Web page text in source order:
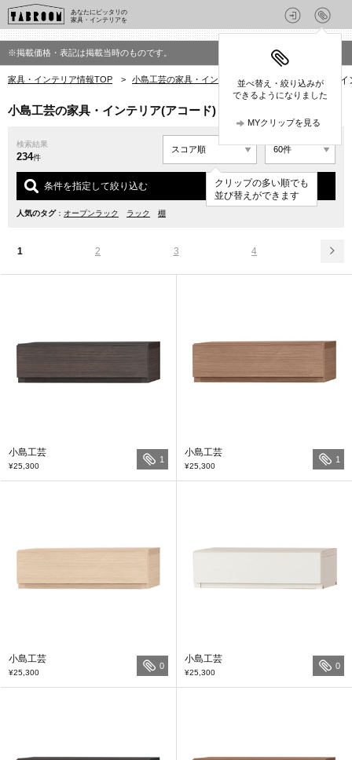
あなたにピッタリの
家具・インテリアを
並べ替え・絞り込みが
できるようになりました
MYクリップを見る
※掲載価格・表記は掲載当時のものです。
家具・インテリア情報TOP > 小島工芸の家具・インテリア > 小島工芸の家具・
小島工芸の家具・インテリア(アコード)
検索結果
234件
クリップの多い順でも
並び替えができます
条件を指定して絞り込む
人気のタグ： オープンラック ラック 棚
1 2 3 4
小島工芸
¥25,300
1
小島工芸
¥25,300
1
小島工芸
¥25,300
0
小島工芸
¥25,300
0